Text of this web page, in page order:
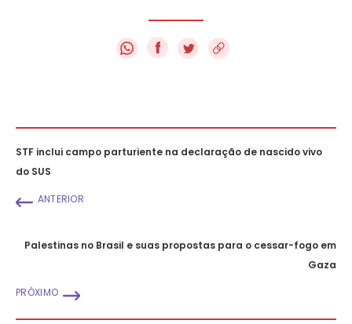
f
STF inclui campo parturiente na declaração de nascido vivo
do SUS
ANTERIOR
Palestinas no Brasil e suas propostas para o cessar-fogo em
Gaza
PRÓXIMO